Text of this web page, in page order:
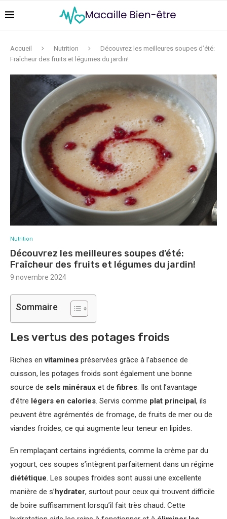
Accueil Nutrition
Découvrez les meilleures soupes d’été:
Fraîcheur des fruits et légumes du jardin!
Nutrition
Découvrez les meilleures soupes d’été:
Fraîcheur des fruits et légumes du jardin!
9 novembre 2024
Sommaire
Les vertus des potages froids
Riches envitamines préservées grâce à l’absence de
cuisson, les potages froids sont également une bonne
source de sels minéraux et defibres. Ils ont l’avantage
d’être légers en calories. Servis comme plat principal, ils
peuvent être agrémentés de fromage, de fruits de mer ou de
viandes froides, ce qui augmente leur teneur en lipides.
En remplaçant certains ingrédients, comme la crème par du
yogourt, ces soupes s’intègrent parfaitement dans un régime
diététique. Les soupes froides sont aussi une excellente
manière de s’hydrater, surtout pour ceux qui trouvent difficile
de boire suffisamment lorsqu’il fait très chaud. Cette